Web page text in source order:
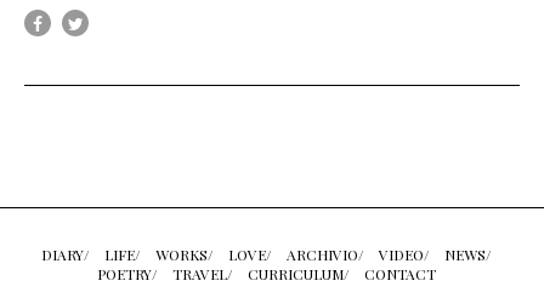
DIARY/ LIFE/ WORKS/ LOVE/ ARCHIVIO/ VIDEO/
NEWS/
POETRY/
TRAVEL/ CURRICULUM/ CONTACT